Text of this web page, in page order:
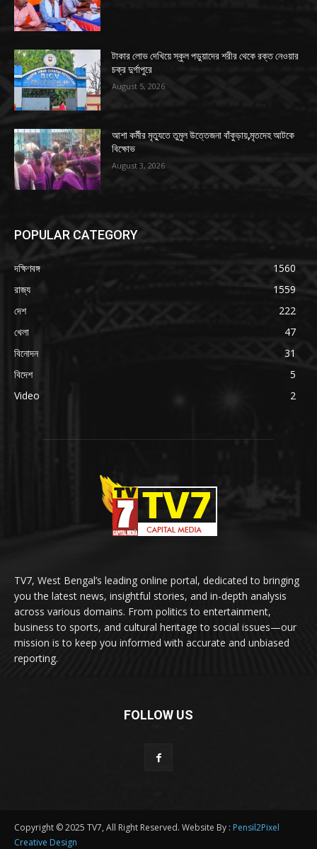
টাকার লোভ দেখিয়ে স্কুল পড়ুয়াদের শরীর থেকে রক্ত নেওয়ার
চক্র দুর্গাপুরে
August 5, 2026
আশা কর্মীর মৃত্যুতে তুমুল উত্তেজনা বাঁকুড়ায়,মৃতদেহ আটকে
বিক্ষোভ
August 3, 2026
POPULAR CATEGORY
দক্ষিণবঙ্গ
1560
রাজ্য
1559
দেশ
222
খেলা
47
বিনোদন
31
বিদেশ
5
Video
2
TV7, West Bengal’s leading online portal, dedicated to bringing
you the latest news, insightful stories, and in-depth analysis
across various domains. From politics to entertainment,
business to sports, and cultural heritage to social issues—our
mission is to keep you informed with accurate and unbiased
reporting.
FOLLOW US
Copyright © 2025 TV7, All Right Reserved. Website By : Pensil2Pixel
Creative Design